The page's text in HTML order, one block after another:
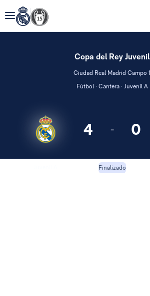
Copa del Rey Juvenil
Ciudad Real Madrid Campo 1
Fútbol · Cantera · Juvenil A
4 - 0
Finalizado